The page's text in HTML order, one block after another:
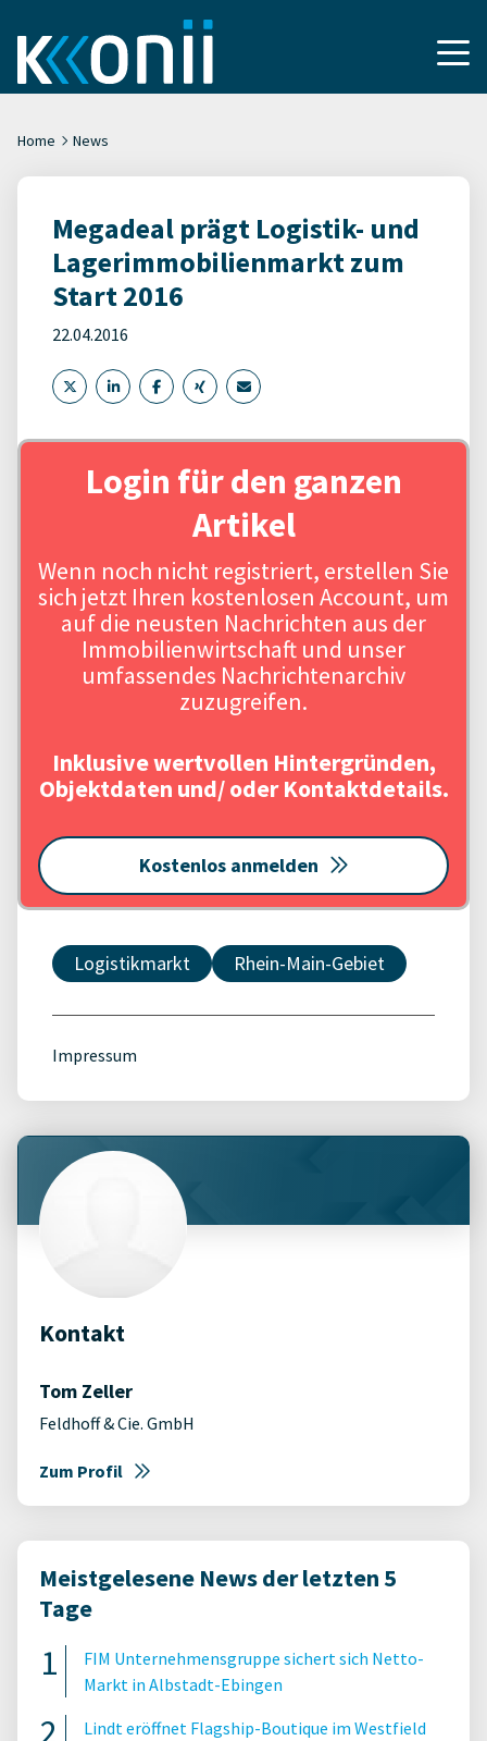
Home News
Megadeal prägt Logistik- und
Lagerimmobilienmarkt zum
Start 2016
22.04.2016
Login für den ganzen
Artikel
Wenn noch nicht registriert, erstellen Sie
sich jetzt Ihren kostenlosen Account, um
auf die neusten Nachrichten aus der
Immobilienwirtschaft und unser
umfassendes Nachrichtenarchiv
zuzugreifen.
Inklusive wertvollen Hintergründen,
Objektdaten und/ oder Kontaktdetails.
Kostenlos anmelden
Logistikmarkt Rhein-Main-Gebiet
Impressum
Kontakt
Tom Zeller
Feldhoff & Cie. GmbH
Zum Profil
Meistgelesene News der letzten 5
Tage
FIM Unternehmensgruppe sichert sich Netto-
Markt in Albstadt-Ebingen
Lindt eröffnet Flagship-Boutique im Westfield